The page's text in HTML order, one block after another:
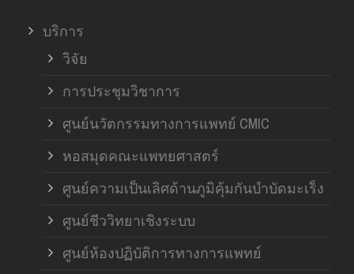
บริการ
วิจัย
การประชุมวิชาการ
ศูนย์นวัตกรรมทางการแพทย์ CMIC
หอสมุดคณะแพทยศาสตร์
ศูนย์ความเป็นเลิศด้านภูมิคุ้มกันบำบัดมะเร็ง
ศูนย์ชีววิทยาเชิงระบบ
ศูนย์ห้องปฏิบัติการทางการแพทย์